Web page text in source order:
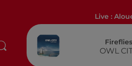
Live :
Fireflies
OWL